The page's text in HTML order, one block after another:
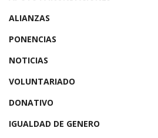
ALIANZAS
PONENCIAS
NOTICIAS
VOLUNTARIADO
DONATIVO
IGUALDAD DE GENERO